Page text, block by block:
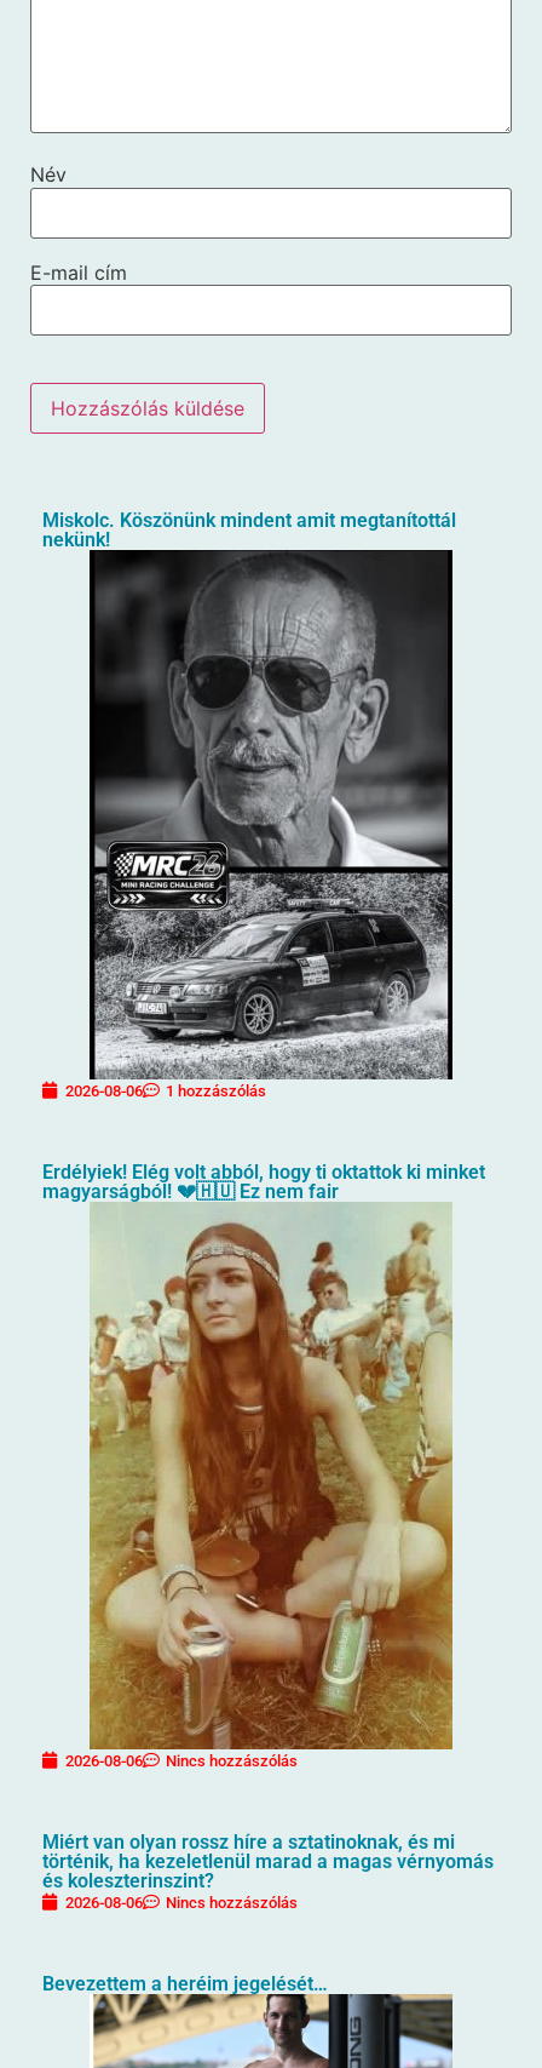
Név
E-mail cím
Miskolc. Köszönünk mindent amit megtanítottál
nekünk!
2026-08-06 1 hozzászólás
Erdélyiek! Elég volt abból, hogy ti oktattok ki minket
magyarságból! 💔🇭🇺 Ez nem fair
2026-08-06 Nincs hozzászólás
Miért van olyan rossz híre a sztatinoknak, és mi
történik, ha kezeletlenül marad a magas vérnyomás
és koleszterinszint?
2026-08-06 Nincs hozzászólás
Bevezettem a heréim jegelését…